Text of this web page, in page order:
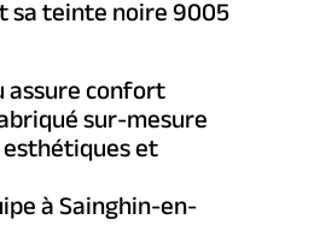
sa teinte noire 9005
assure confort
sur-mesure
esthétiques et
à Sainghin-en-